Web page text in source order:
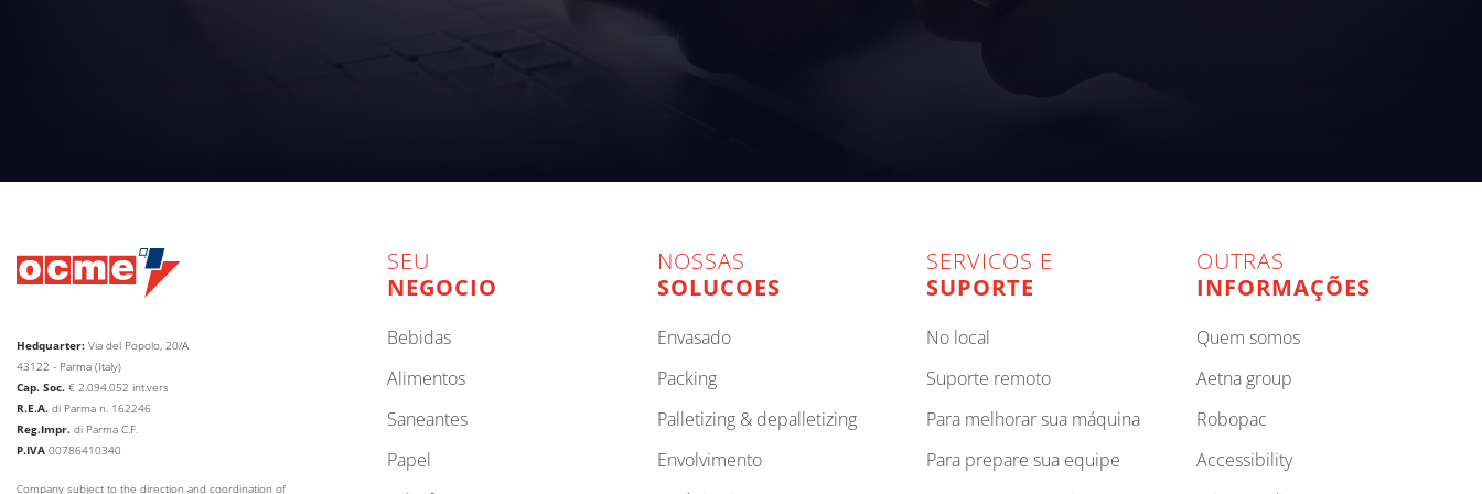
Hedquarter: Via del Popolo, 20/A
43122 - Parma (Italy)
Cap. Soc. € 2.094.052 int.vers
R.E.A. di Parma n. 162246
Reg.Impr. di Parma C.F.
P.IVA 00786410340
Company subject to the direction and coordination of
SEU
NEGOCIO
bebidas
alimentos
saneantes
papel
NOSSAS
SOLUCOES
envasado
packing
palletizing & depalletizing
envolvimento
SERVICOS E
SUPORTE
no local
suporte remoto
para melhorar sua máquina
para prepare sua equipe
OUTRAS
INFORMAÇÕES
quem somos
aetna group
robopac
accessibility